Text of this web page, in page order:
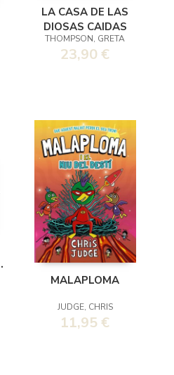
LA CASA DE LAS
DIOSAS CAIDAS
THOMPSON, GRETA
23,90 €
MALAPLOMA
JUDGE, CHRIS
11,95 €